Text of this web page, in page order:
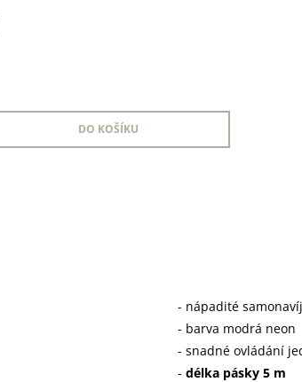
DO KOŠÍKU
- nápadité
- barva modrá neon
- snadné ovládání
- délka pásky 5 m